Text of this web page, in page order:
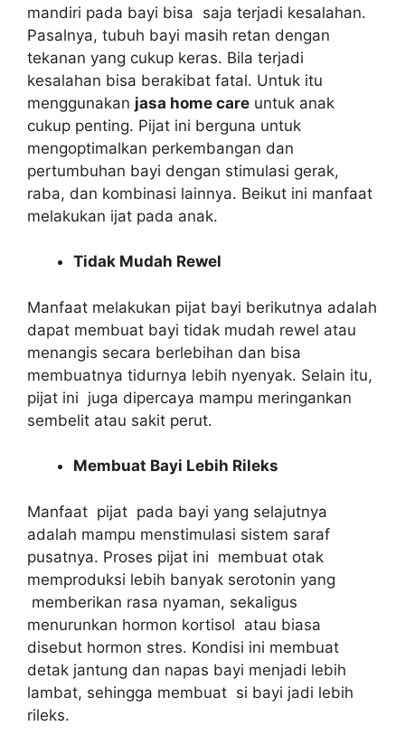
mandiri pada bayi bisa saja terjadi kesalahan.
Pasalnya, tubuh bayi masih retan dengan
tekanan yang cukup keras. Bila terjadi
kesalahan bisa berakibat fatal. Untuk itu
menggunakan jasa home care untuk anak
cukup penting. Pijat ini berguna untuk
mengoptimalkan perkembangan dan
pertumbuhan bayi dengan stimulasi gerak,
raba, dan kombinasi lainnya. Beikut ini manfaat
melakukan ijat pada anak.
Tidak Mudah Rewel
Manfaat melakukan pijat bayi berikutnya adalah
dapat membuat bayi tidak mudah rewel atau
menangis secara berlebihan dan bisa
membuatnya tidurnya lebih nyenyak. Selain itu,
pijat ini juga dipercaya mampu meringankan
sembelit atau sakit perut.
Membuat Bayi Lebih Rileks
Manfaat pijat pada bayi yang selajutnya
adalah mampu menstimulasi sistem saraf
pusatnya. Proses pijat ini membuat otak
memproduksi lebih banyak serotonin yang
memberikan rasa nyaman, sekaligus
menurunkan hormon kortisol atau biasa
disebut hormon stres. Kondisi ini membuat
detak jantung dan napas bayi menjadi lebih
lambat, sehingga membuat si bayi jadi lebih
rileks.